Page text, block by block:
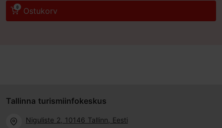
0 Ostukorv
Tallinna turismiinfokeskus
Niguliste 2, 10146 Tallinn, Eesti